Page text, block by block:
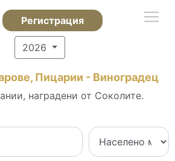
Регистрация
2026
Пицарии - Виноградец
наградени от Соколите.